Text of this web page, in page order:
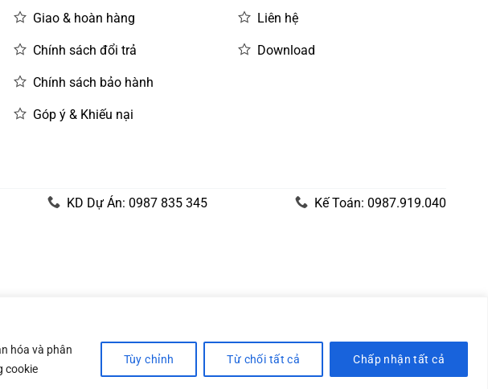
hóa và phân
cookie
Tùy chỉnh Từ chối tất cả Chấp nhận tất cả
Giao & hoàn hàng
Chính sách đổi trả
Chính sách bảo hành
Góp ý & Khiếu nại
Liên hệ
Download
KD Dự Án: 0987 835 345 Kế Toán: 0987.919.040
Nội
Visa Stripe MasterCardCash
On